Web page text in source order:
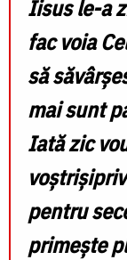
Iisus le-a
fac voia
să
mai sunt
Iată zic
pentru
primeşte